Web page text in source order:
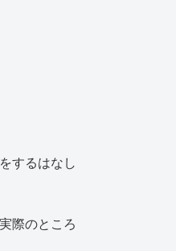
するはなし
際のところ